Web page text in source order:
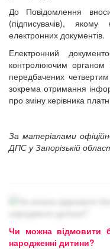
До Повідомлення
(підписувачів),
електронних документів.
Електронний
контролюючим органом
передбачених
зокрема отримання
про зміну керівника
За матеріалами
ДПС у Запорізькій
Чи можна відмовити
народженні дитини?